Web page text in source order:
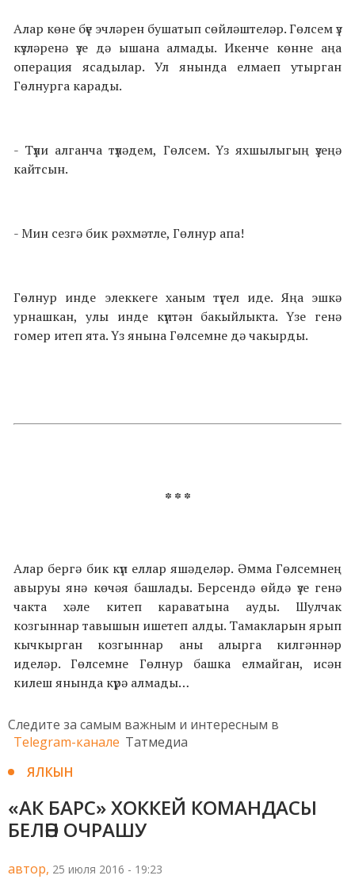
Алар көне бүе эчләрен бушатып сөйләштеләр. Гөлсем үз
күзләренә үзе дә ышана алмады. Икенче көнне аңа
операция ясадылар. Ул янында елмаеп утырган
Гөлнурга карады.
- Түли алганча түләдем, Гөлсем. Үз яхшылыгың үзеңә
кайтсын.
- Мин сезгә бик рәхмәтле, Гөлнур апа!
Гөлнур инде элеккеге ханым түгел иде. Яңа эшкә
урнашкан, улы инде күптән бакыйлыкта. Үзе генә
гомер итеп ята. Үз янына Гөлсемне дә чакырды.
* * *
Алар бергә бик күп еллар яшәделәр. Әмма Гөлсемнең
авыруы янә көчәя башлады. Берсендә өйдә үзе генә
чакта хәле китеп караватына ауды. Шулчак
козгыннар тавышын ишетеп алды. Тамакларын ярып
кычкырган козгыннар аны алырга килгәннәр
иделәр. Гөлсемне Гөлнур башка елмайган, исән
килеш янында күрә алмады…
Следите за самым важным и интересным в
Telegram-канале Татмедиа
ЯЛКЫН
«АК БАРС» ХОККЕЙ КОМАНДАСЫ
БЕЛӘН ОЧРАШУ
автор, 25 июля 2016 - 19:23